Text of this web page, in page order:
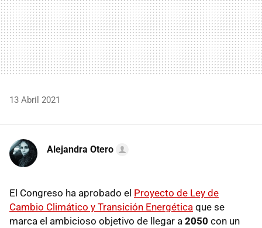
13 Abril 2021
Alejandra Otero
El Congreso ha aprobado el Proyecto de Ley de
Cambio Climático y Transición Energética que se
marca el ambicioso objetivo de llegar a 2050 con un